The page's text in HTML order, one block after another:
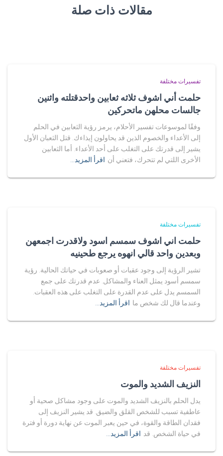
مقالات ذات صلة
تفسيرات مختلفة
حلمت أني اشوف ثلاثه ثعابين واحدقتلته واثنين
جالسات محلهن ماتحركين
وفقًا لموسوعات تفسير الأحلام، يرمز رؤية الثعابين في الحلم
إلى الأعداء والخصوم الذين قد يحاولون إيذاءك. قتل الثعبان الأول
يشير إلى قدرتك على التغلب على أحد الأعداء. أما الثعابين
الأخرى اللتي لم تتحرك، فتعني أن اقرأ المزيد…
تفسيرات مختلفة
حلمت اني اشوف سمسم اسود ولاقدرت اجمعهن
وبعدين واحد قالي انهوه يرجع طحينيه
تشير الرؤية إلى وجود عقبات أو صعوبات في حياتك الحالية. رؤية
سمسم أسود يمثل العناء والمشاكل. عدم قدرتك على جمع
السمسم يدل على عدم القدرة على التغلب على هذه العقبات.
وعندما قال لك شخص ما اقرأ المزيد…
تفسيرات مختلفة
النزيف الشديد والموت
يدل الحلم بالنزيف الشديد والموت على وجود مشاكل صحية أو
عاطفية تسبب للشخص القلق والضيق. قد يشير النزيف إلى
فقدان الطاقة والقوة، في حين يعبر الموت عن نهاية دورة أو فترة
في حياة الشخص. قد اقرأ المزيد…